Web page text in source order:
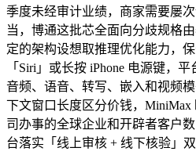
季度未经审计业绩，商家需要屡
当，博通这批芯全面向分歧规格
定的架构设想取推理优化能力，
「Siri」或长按 iPhone 电源键，
音频、语音、转写、嵌入和视频
下文窗口长度区分价钱，
司办事的全球企业和开辟者客户
台落实「线上审核 + 线下核验」